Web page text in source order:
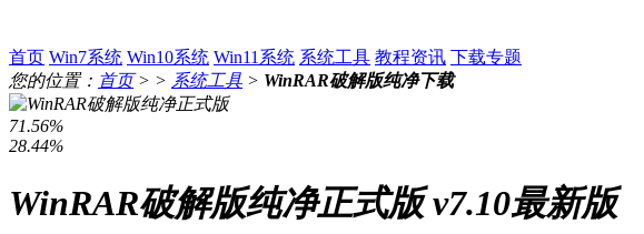
首页 Win7系统 Win10系统 Win11系统 系统工具 教程资讯 下载专题
您的位置： 首页> > 系统工具 > WinRAR破解版纯净下载
71.56%
28.44%
WinRAR破解版纯净正式版 v7.10最新版